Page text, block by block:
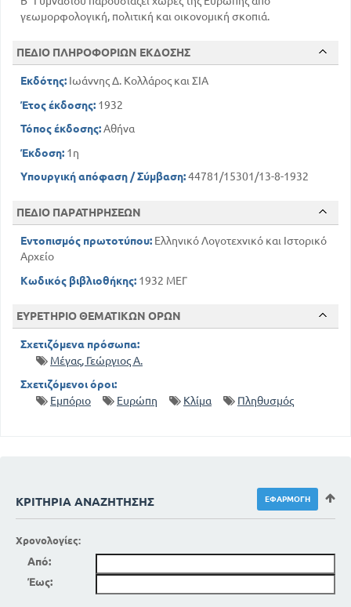
γεωμορφολογική, πολιτική και οικονομική σκοπιά.
ΠΕΔΙΟ ΠΛΗΡΟΦΟΡΙΩΝ ΕΚΔΟΣΗΣ
Εκδότης: Ιωάννης Δ. Κολλάρος και ΣΙΑ
Έτος έκδοσης: 1932
Τόπος έκδοσης:Αθήνα
Έκδοση: 1η
Υπουργική απόφαση / Σύμβαση:44781/15301/13-8-1932
ΠΕΔΙΟ ΠΑΡΑΤΗΡΗΣΕΩΝ
Εντοπισμός πρωτοτύπου: Ελληνικό Λογοτεχνικό και Ιστορικό
Αρχείο
Κωδικός βιβλιοθήκης: 1932 ΜΕΓ
ΕΥΡΕΤΗΡΙΟ ΘΕΜΑΤΙΚΩΝ ΟΡΩΝ
Σχετιζόμενα πρόσωπα:
Μέγας, Γεώργιος Α.
Σχετιζόμενοι όροι:
Εμπόριο
Ευρώπη Κλίμα Πληθυσμός
ΚΡΙΤΉΡΙΑ ΑΝΑΖΉΤΗΣΗΣ
Χρονολογίες:
Από:
Έως: